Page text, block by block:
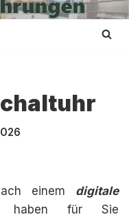
einem digitale
für Sie